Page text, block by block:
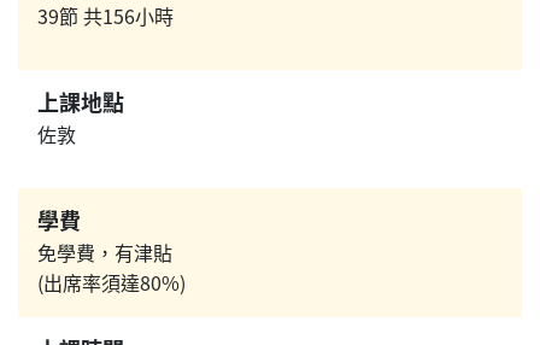
39節 共156小時
上課地點
佐敦
學費
免學費，有津貼
(出席率須達80%)